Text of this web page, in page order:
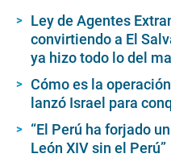
Ley de Agentes
convirtiendo a El
ya hizo todo lo del
Cómo es la
lanzó Israel para
“El Perú ha forjado
León XIV sin el Perú”